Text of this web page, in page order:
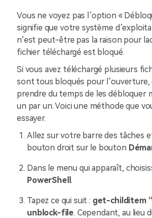
Vous ne voyez pas l’option «
signifie que votre système
n’est peut-être pas la raison pour
fichier téléchargé est bloqué.
Si vous avez téléchargé plusieurs
sont tous bloqués pour l’ouverture,
prendre du temps de les débloquer
un par un. Voici une méthode que
essayer.
Allez sur votre barre des tâches
bouton droit sur le bouton
Dans le menu qui apparaît,
PowerShell.
Tapez ce qui suit : get-childitem
unblock-file. Cependant, au lieu